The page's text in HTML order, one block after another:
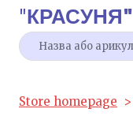
"КРАСУНЯ"
Store homepage